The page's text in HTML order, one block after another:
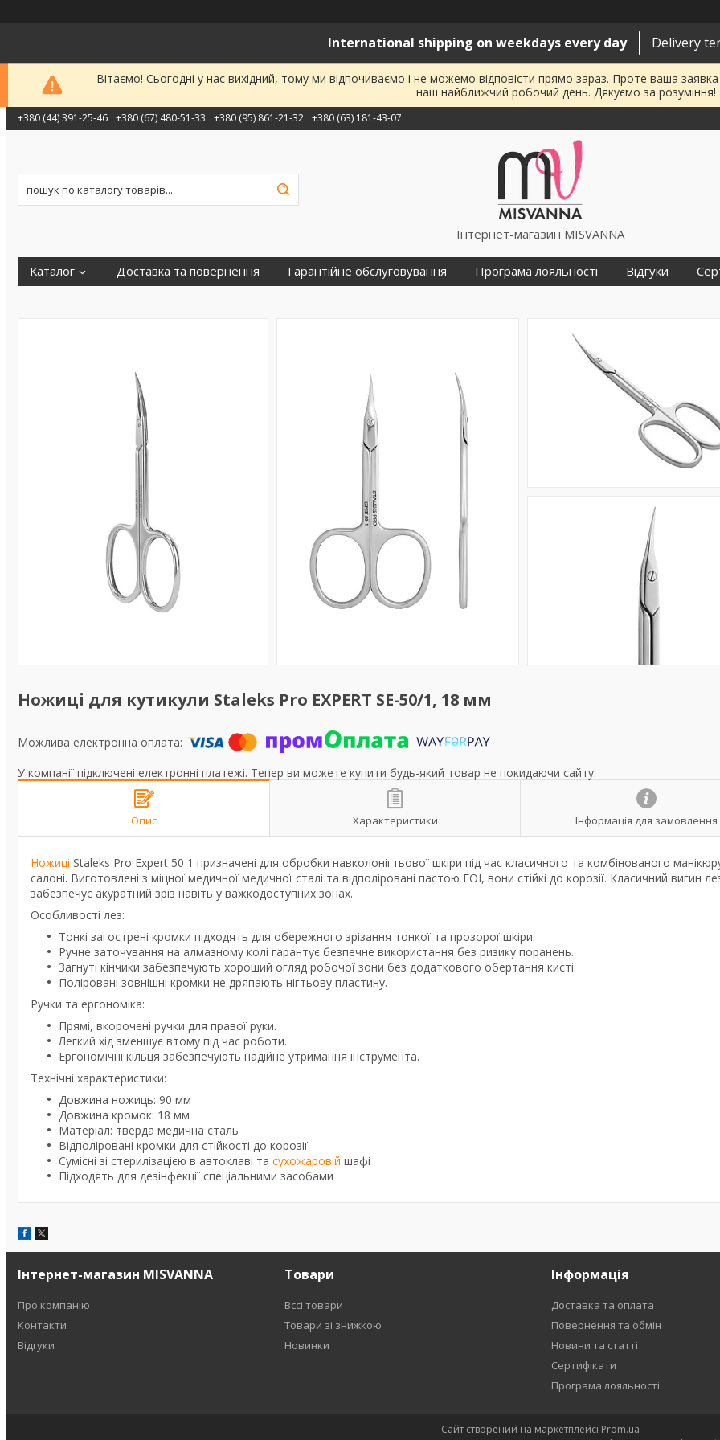
International shipping on weekdays every day Delivery
Вітаємо! Сьогодні у нас вихідний, тому ми відпочиваємо і не можемо відповісти прямо зараз. Проте ваша
наш найближчий робочий день. Дякуємо за розуміння!
+380 (44) 391-25-46 +380 (67) 480-51-33 +380 (95) 861-21-32 +380 (63) 181-43-07
Інтернет-магазин MISVANNA
Каталог Доставка та повернення Гарантійне обслуговування Програма лояльності Відгуки
Ножиці для кутикули Staleks Pro EXPERT SE-50/1, 18 мм
У компанії підключені електронні платежі. Тепер ви можете купити будь-який товар не покидаючи сайту.
Опис Характеристики Інформація для замовлення
Ножиці Staleks Pro Expert 50 1 призначені для обробки навколонігтьової шкіри під час класичного та комбінованого
салоні. Виготовлені з міцної медичної медичної сталі та відполіровані пастою ГОІ, вони стійкі до корозії. Класичний вигин
забезпечує акуратний зріз навіть у важкодоступних зонах.
Особливості лез:
Тонкі загострені кромки підходять для обережного зрізання тонкої та прозорої шкіри.
Ручне заточування на алмазному колі гарантує безпечне використання без ризику поранень.
Загнуті кінчики забезпечують хороший огляд робочої зони без додаткового обертання кисті.
Поліровані зовнішні кромки не дряпають нігтьову пластину.
Ручки та ергономіка:
Прямі, вкорочені ручки для правої руки.
Легкий хід зменшує втому під час роботи.
Ергономічні кільця забезпечують надійне утримання інструмента.
Технічні характеристики:
Довжина ножиць: 90 мм
Довжина кромок: 18 мм
Матеріал: тверда медична сталь
Відполіровані кромки для стійкості до корозії
Сумісні зі стерилізацією в автоклаві та сухожаровій шафі
Підходять для дезінфекції спеціальними засобами
Інтернет-магазин MISVANNA
Про компанію
Контакти
Відгуки
Товари
Вссі товари
Товари зі знижкою
Новинки
Інформація
Доставка та оплата
Повернення та обмін
Новини та статті
Сертифікати
Програма лояльності
Сайт створений на маркетплейсі Prom.ua